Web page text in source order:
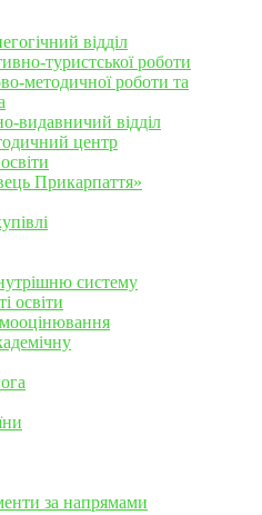
відділ
туристської роботи
методичної роботи та
видавничий відділ
центр
Прикарпаття»
систему
освіти
за напрямами